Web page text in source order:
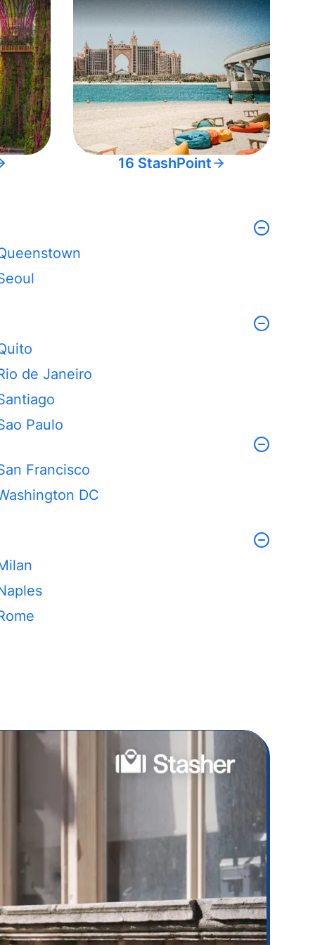
16 StashPoint
de Janeiro
Paulo
Francisco
DC